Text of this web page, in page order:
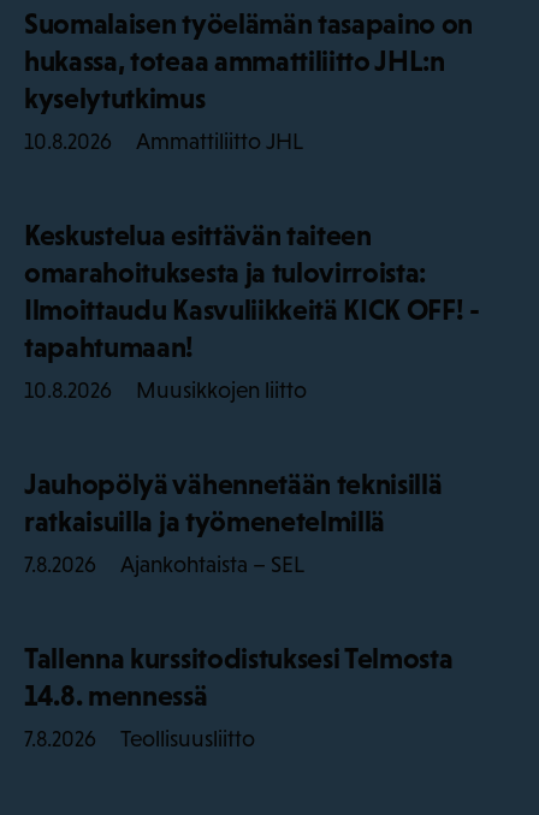
Suomalaisen työelämän tasapaino on
hukassa, toteaa ammattiliitto JHL:n
kyselytutkimus
10.8.2026 Ammattiliitto JHL
Keskustelua esittävän taiteen
omarahoituksesta ja tulovirroista:
Ilmoittaudu Kasvuliikkeitä KICK OFF! -
tapahtumaan!
10.8.2026 Muusikkojen liitto
Jauhopölyä vähennetään teknisillä
ratkaisuilla ja työmenetelmillä
7.8.2026 Ajankohtaista – SEL
Tallenna kurssitodistuksesi Telmosta
14.8. mennessä
7.8.2026 Teollisuusliitto